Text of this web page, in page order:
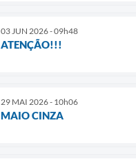
03 JUN 2026 - 09h48
ATENÇÃO!!!
29 MAI 2026 - 10h06
MAIO CINZA